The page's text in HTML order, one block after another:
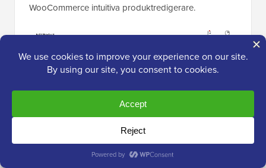
WooCommerce intuitiva produktredigerare.